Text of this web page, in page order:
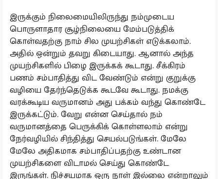
இருக்கும் நிலைமையிலிருந்து நம்முடைய
பொருளாதார சூழ்நிலையை மேம்படுத்திக்
கொள்வதற்கு நாம் சில முயற்சிகள் எடுக்கலாம்.
அதில் ஒன்றும் தவறு கிடையாது. ஆனால் அந்த
முயற்சிகளில் பிழை இருக்கக் கூடாது. சீக்கிரம்
பணம் சம்பாதித்து விட வேண்டும் என்று குறுக்கு
வழியை தேர்ந்தெடுக்க கூடவே கூடாது. நமக்கு
வரக்கூடிய வருமானம் அது பக்கம் வந்து கொண்டே
இருக்கட்டும். வேறு என்ன செய்தால் நம்
வருமானத்தை பெருக்கிக் கொள்ளலாம் என்று
நேர்வழியில் சிந்தித்து செயல்படுங்கள். மேலே
மேலே அதிகமாக சம்பாதிப்பதற்கு உண்டான
முயற்சிகளை விடாமல் செய்து கொண்டே
இருங்கள். நிச்சயமாக ஒரு நாள் இல்லை என்றாலும்